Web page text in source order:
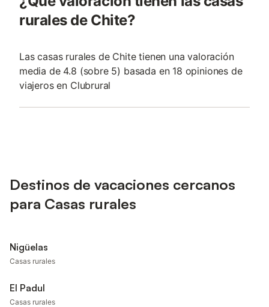
rurales de Chite?
Las casas rurales de Chite tienen una valoración
media de 4.8 (sobre 5) basada en 18 opiniones de
viajeros en Clubrural
Destinos de vacaciones cercanos
para Casas rurales
Nigüelas
Casas rurales
El Padul
Casas rurales